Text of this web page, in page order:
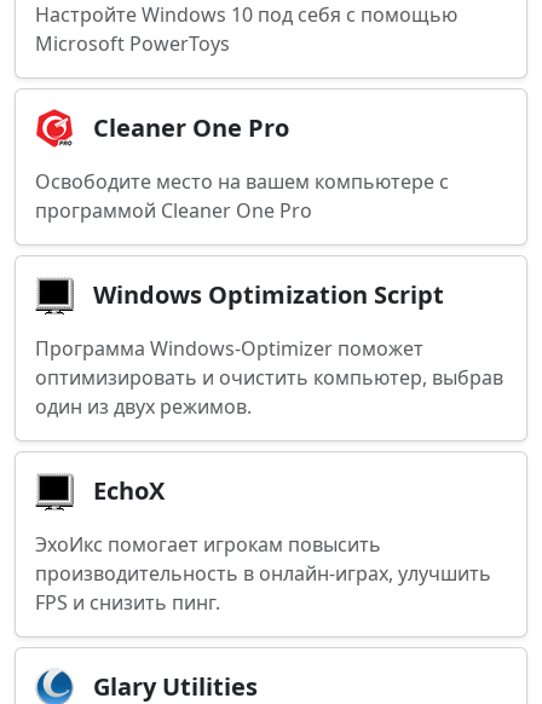
Настройте Windows 10 под себя с помощью
Microsoft PowerToys
Cleaner One Pro
Освободите место на вашем компьютере с
программой Cleaner One Pro
Windows Optimization Script
Программа Windows-Optimizer поможет
оптимизировать и очистить компьютер, выбрав
один из двух режимов.
EchoX
ЭхоИкс помогает игрокам повысить
производительность в онлайн-играх, улучшить
FPS и снизить пинг.
Glary Utilities